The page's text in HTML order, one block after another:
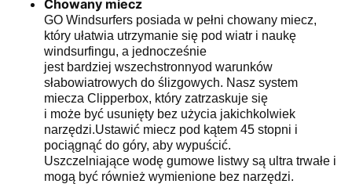
Chowany miecz
GO Windsurfers posiada w pełni chowany miecz,
który ułatwia utrzymanie się pod wiatr i naukę
windsurfingu, a jednocześnie
jest bardziej wszechstronnyod warunków
słabowiatrowych do ślizgowych. Nasz system
miecza Clipperbox, który zatrzaskuje się
i może być usunięty bez użycia jakichkolwiek
narzędzi.Ustawić miecz pod kątem 45 stopni i
pociągnąć do góry, aby wypuścić.
Uszczelniające wodę gumowe listwy są ultra trwałe i
mogą być również wymienione bez narzędzi.